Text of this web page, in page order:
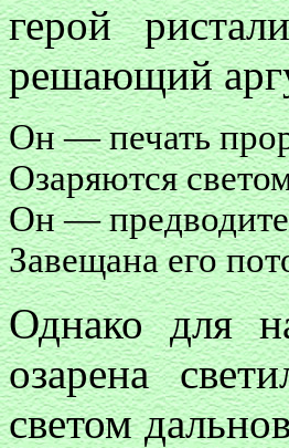
герой
решающий
Он — печать
Озаряются
Он —
Завещана его
Однако для
озарена
светом